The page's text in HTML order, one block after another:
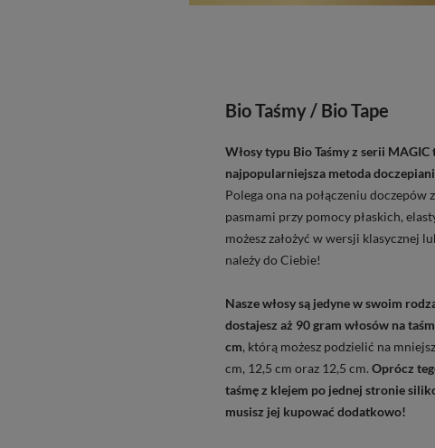
Bio Taśmy / Bio Tape
Włosy typu Bio Taśmy z serii MAGIC
najpopularniejsza metoda
Polega ona na połączeniu doczepów
pasmami przy pomocy płaskich,
możesz założyć w wersji klasycznej
należy do Ciebie!
Nasze włosy są jedyne w swoim
dostajesz aż 90 gram włosów na
cm, którą możesz podzielić na
cm, 12,5 cm oraz 12,5 cm. Oprócz
taśmę z klejem po jednej stronie
musisz jej kupować dodatkowo!